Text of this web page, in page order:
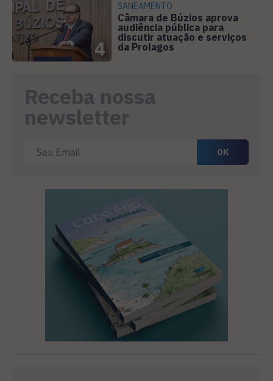
4
SANEAMENTO
Câmara de Búzios aprova
audiência pública para
discutir atuação e serviços
da Prolagos
Receba nossa
newsletter